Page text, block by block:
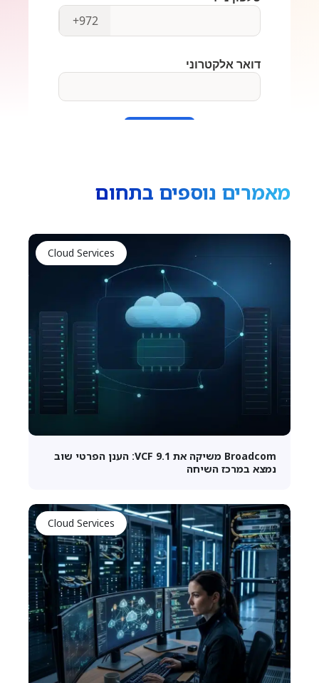
מאמרים נוספים בתחום
Cloud Services
Broadcom משיקה את VCF 9.1: הענן הפרטי שוב
נמצא במרכז השיחה
Cloud Services